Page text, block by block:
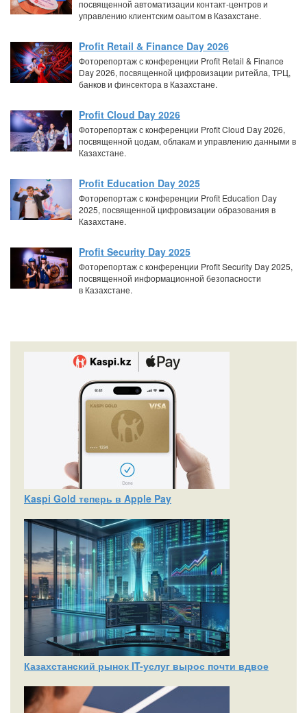
посвященной автоматизации контакт-центров и
управлению клиентским оаытом в Казахстане.
Profit Retail & Finance Day 2026
Фоторепортаж с конференции Profit Retail & Finance
Day 2026, посвященной цифровизации ритейла, ТРЦ,
банков и финсектора в Казахстане.
Profit Cloud Day 2026
Фоторепортаж с конференции Profit Cloud Day 2026,
посвященной цодам, облакам и управлению данными в
Казахстане.
Profit Education Day 2025
Фоторепортаж с конференции Profit Education Day
2025, посвященной цифровизации образования в
Казахстане.
Profit Security Day 2025
Фоторепортаж с конференции Profit Security Day 2025,
посвященной информационной безопасности
в Казахстане.
Kaspi Gold теперь в Apple Pay
Казахстанский рынок IT-услуг вырос почти вдвое